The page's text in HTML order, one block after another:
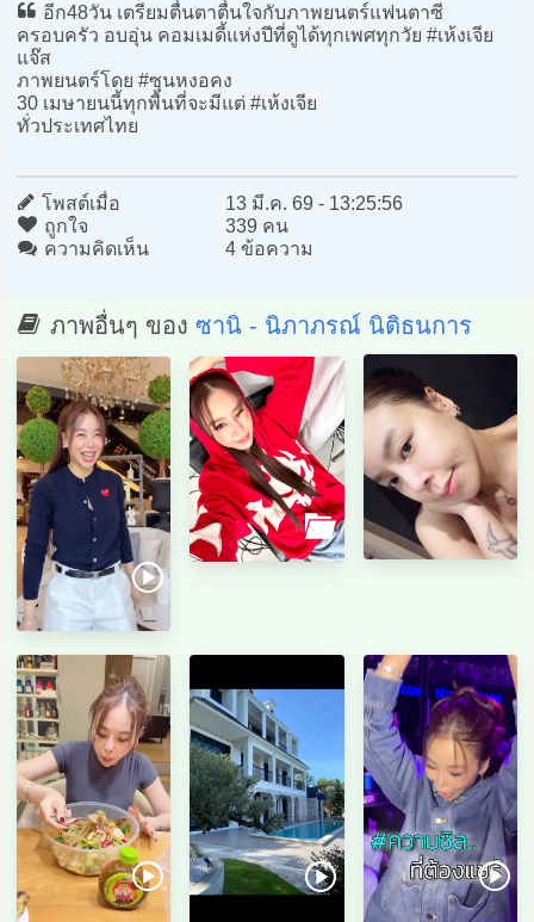
อีก48วัน เตรียมตื่นตาตื่นใจกับภาพยนตร์แฟนตาซี
ครอบครัว อบอุ่น คอมเมดี้แห่งปีที่ดูได้ทุกเพศทุกวัย #เห้งเจีย
แจ๊ส
ภาพยนตร์โดย #ซุนหงอคง
30 เมษายนนี้ทุกพื้นที่จะมีแต่ #เห้งเจีย
ทั่วประเทศไทย
โพสต์เมื่อ
13 มี.ค. 69 - 13:25:56
ถูกใจ
339 คน
ความคิดเห็น
4 ข้อความ
ภาพอื่นๆ ของ ซานิ - นิภาภรณ์ นิติธนการ